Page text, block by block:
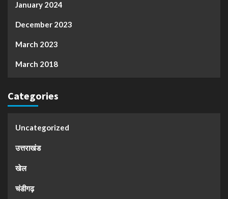
January 2024
December 2023
March 2023
March 2018
Categories
Uncategorized
उत्तराखंड
खेल
चंडीगढ़